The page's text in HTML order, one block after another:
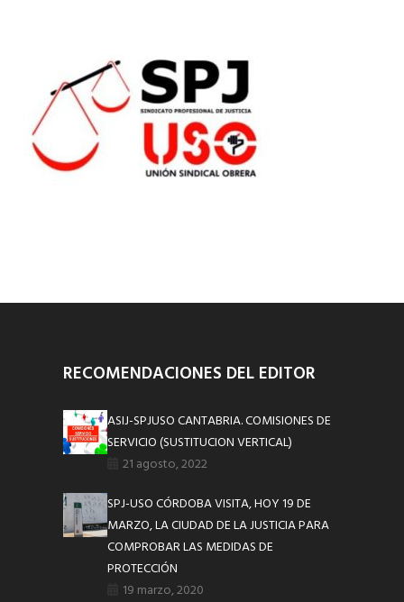
RECOMENDACIONES DEL EDITOR
ASIJ-SPJUSO CANTABRIA. COMISIONES DE
SERVICIO (SUSTITUCION VERTICAL)
21 agosto, 2022
SPJ-USO CÓRDOBA VISITA, HOY 19 DE
MARZO, LA CIUDAD DE LA JUSTICIA PARA
COMPROBAR LAS MEDIDAS DE
PROTECCIÓN
19 marzo, 2020